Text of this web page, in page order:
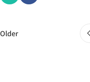
Older